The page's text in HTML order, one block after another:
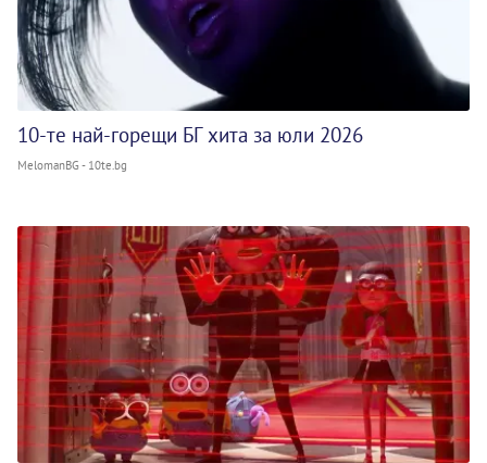
10-те най-горещи БГ хита за юли 2026
MelomanBG - 10te.bg